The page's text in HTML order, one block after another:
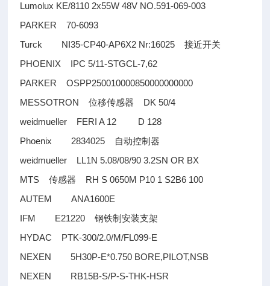
Lumolux KE/8110 2x55W 48V NO.591-069-003
PARKER 70-6093
Turck NI35-CP40-AP6X2 Nr:16025接近开关
PHOENIX IPC 5/11-STGCL-7,62
PARKER OSPP250010000850000000000
MESSOTRON位移传感器
DK 50/4
weidmueller FERI A 12 D 128
Phoenix 2834025
自动控制器
weidmueller LL1N 5.08/08/90 3.2SN OR BX
MTS传感器
RH S 0650M P10 1 S2B6 100
AUTEM ANA1600E
IFM E21220钢铁制安装支架
HYDAC PTK-300/2.0/M/FL099-E
NEXEN 5H30P-E*0.750 BORE,PILOT,NSB
NEXEN RB15B-S/P-S-THK-HSR